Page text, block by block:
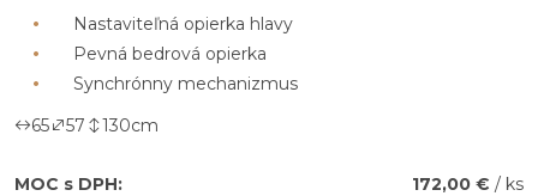
Nastaviteľná opierka hlavy
Pevná bedrová opierka
Synchrónny mechanizmus
65
57 130cm
MOC s DPH: 172,00 € / ks